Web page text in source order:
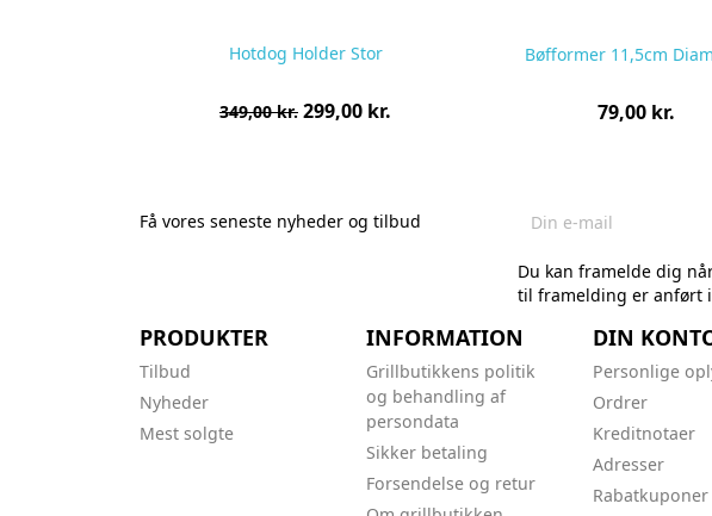
Hotdog Holder Stor
Normalpris
349,00 kr. Pris
299,00 kr.
Bøfformer 11,5cm
Pris
79,00 kr.
Få vores seneste nyheder og tilbud
Du kan framelde dig
til framelding er anført
PRODUKTER
Tilbud
Nyheder
Mest solgte
INFORMATION
Grillbutikkens politik
og behandling af
persondata
Sikker betaling
Forsendelse og retur
DIN
Personlige
Ordrer
Kreditnotaer
Adresser
Rabatkuponer